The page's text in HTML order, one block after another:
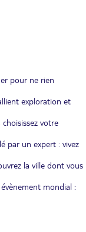
pour ne rien
exploration et
votre
par un expert : vivez
la ville dont vous
mondial :